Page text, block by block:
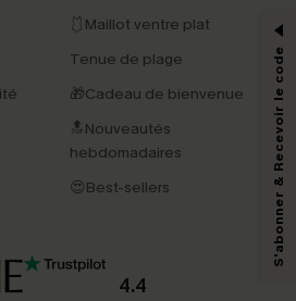
🩱Maillot ventre plat
Tenue de plage
🎁Cadeau de bienvenue
🔝Nouveautés
hebdomadaires
😍Best-sellers
4.4
2 Achetés par E-mail
valable une seule fois.
e-mail, vous acceptez de recevoir des e-mails
généré par l'IA) de Cupshe et
de nos
collectées sur notre site ainsi que des
intéresser, conformément à notre
Politique de
vous désabonner à tout moment.
S'abonner & Recevoir le code